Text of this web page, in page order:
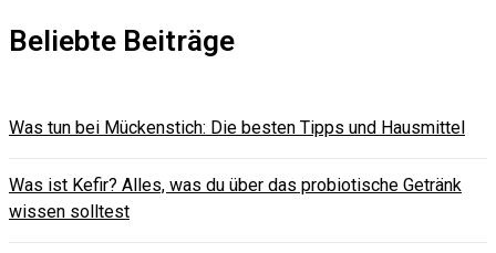
Beliebte Beiträge
Was tun bei Mückenstich: Die besten Tipps und Hausmittel
Was ist Kefir? Alles, was du über das probiotische Getränk
wissen solltest